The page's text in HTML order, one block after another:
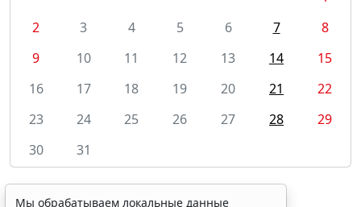
2
3 4 5 6 7
8
9
10 11 12 13 14
15
16
17 18 19 20 21
22
23
24 25 26 27 28
29
30
31
Мы обрабатываем локальные данные